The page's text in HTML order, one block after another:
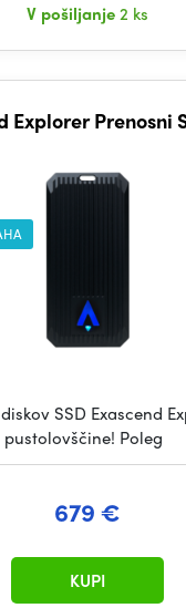
V pošiljanje2 ks
Explorer Prenosni
SSD Exascend
Poleg
679 €
KUPI